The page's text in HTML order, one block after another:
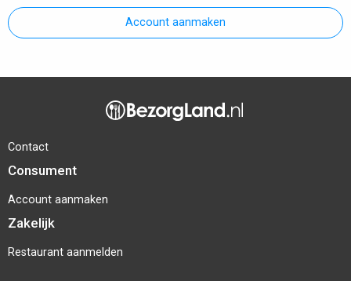
Account aanmaken
Contact
Consument
Account aanmaken
Zakelijk
Restaurant aanmelden